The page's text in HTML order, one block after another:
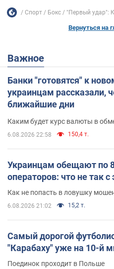
Спорт Бокс "Первый удар":
Вернуться на
Важное
Банки "готовятся" к
украинцам рассказали,
ближайшие дни
Каким будет курс валюты в
6.08.2026 22:58 150,4 т.
Украинцам обещают по
операторов: что не так
Как не попасть в ловушку
6.08.2026 21:02 15,2 т.
Самый дорогой
"Карабаху" уже на 10-й
Поединок проходит в Польше